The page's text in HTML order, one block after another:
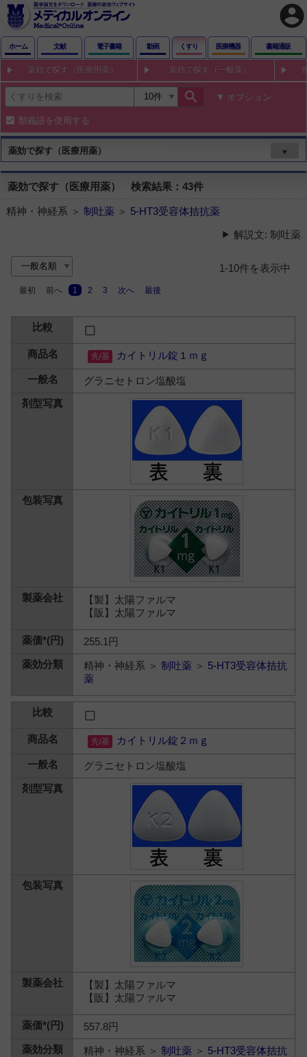
account_circle
ホーム 文献 電子書籍 動画 くすり 医療機器 書籍通販
薬効で探す（医療用薬） 薬効で探す（一般薬）
search オプション
類義語を使用する
薬効で探す（医療用薬） ▼
薬効で探す（医療用薬） 検索結果：43件
精神・神経系 ＞ 制吐薬 ＞ 5-HT3受容体拮抗薬
解説文: 制吐薬
1-10件を表示中
最初 前へ 1 2 3 次へ 最後
カイトリル錠１ｍｇ
グラニセトロン塩酸塩
【製】太陽ファルマ
【販】太陽ファルマ
255.1円
精神・神経系 ＞制吐薬 ＞ 5-HT3受容体拮抗
薬
カイトリル錠２ｍｇ
グラニセトロン塩酸塩
【製】太陽ファルマ
【販】太陽ファルマ
557.8円
精神・神経系 ＞制吐薬 ＞ 5-HT3受容体拮抗